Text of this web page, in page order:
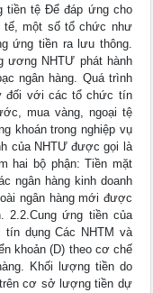
tiền tệ Để đáp ứng cho
tế, một số tổ chức như
ứng tiền ra lưu thông.
ương NHTƯ phát hành
ngân hàng. Quá trình
đối với các tổ chức tín
mua vàng, ngoại tệ
khoán trong nghiệp vụ
của NHTƯ được gọi là
hai bộ phận: Tiền mặt
ngân hàng kinh doanh
ngân hàng mới được
2.2.Cung ứng tiền của
dụng Các NHTM và
khoản (D) theo cơ chế
Khối lượng tiền do
cơ sở lượng tiền dự